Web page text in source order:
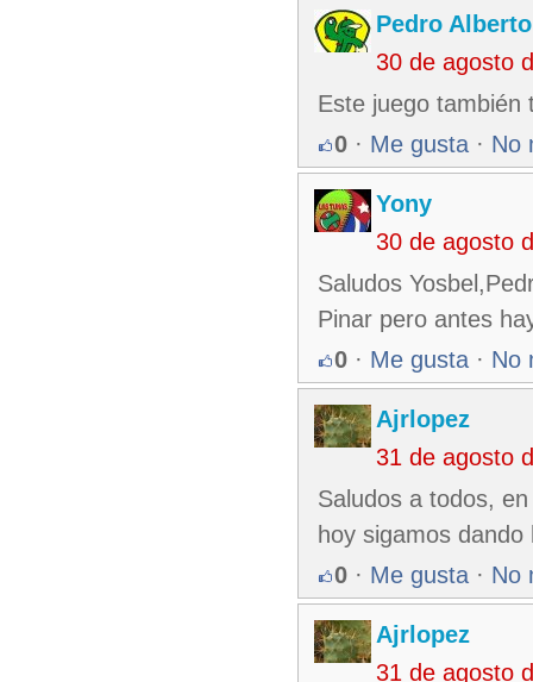
Pedro
30 de agosto
Este juego también
0 · Me gusta · No
Yony
30 de agosto
Saludos
Pinar pero antes
0 · Me gusta · No
Ajrlopez
31 de agosto
Saludos a todos,
hoy sigamos
0 · Me gusta · No
Ajrlopez
31 de agosto